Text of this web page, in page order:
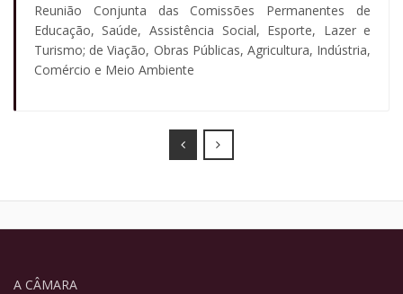
Reunião Conjunta das Comissões Permanentes de
Educação, Saúde, Assistência Social, Esporte, Lazer e
Turismo; de Viação, Obras Públicas, Agricultura, Indústria,
Comércio e Meio Ambiente
Prev Next
A CÂMARA